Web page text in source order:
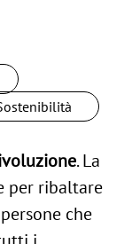
. La
per ribaltare
che